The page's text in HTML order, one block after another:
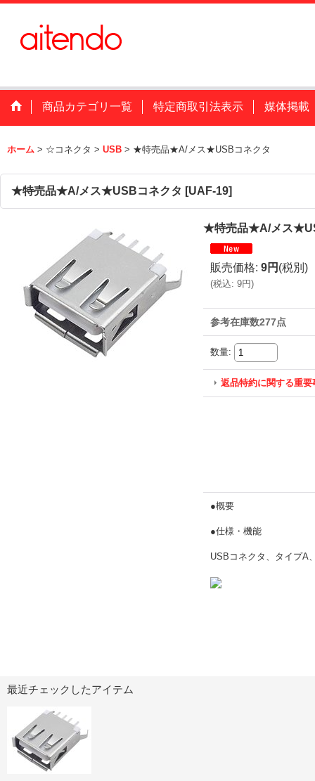
商品カテゴリ一覧 特定商取引法表示 媒体掲載
ホーム > ☆コネクタ > USB > ★特売品★A/メス★USBコネクタ
★特売品★A/メス★USBコネクタ [UAF-19]
★特売品★A/メス
販売価格: 9円 (税別)
(税込: 9円)
参考在庫数277点
数量:
返品特約に関する重要
●概要
●仕様・機能
USBコネクタ、タイプA
最近チェックしたアイテム